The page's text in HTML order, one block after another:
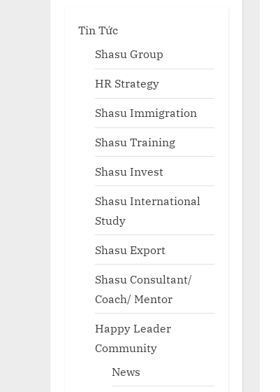
Tin Tức
Shasu Group
HR Strategy
Shasu Immigration
Shasu Training
Shasu Invest
Shasu International
Study
Shasu Export
Shasu Consultant/
Coach/ Mentor
Happy Leader
Community
News